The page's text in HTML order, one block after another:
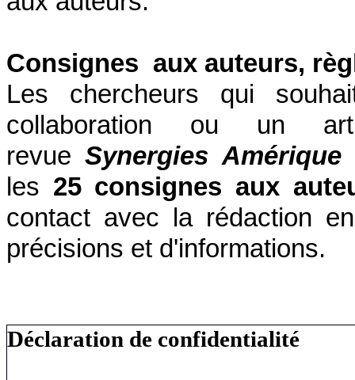
Consignes aux auteurs,
Les chercheurs qui
collaboration ou un
revue Synergies
les 25 consignes aux
contact avec la rédaction
précisions et d'informations.
Déclaration de confidentialité